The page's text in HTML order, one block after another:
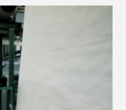
ーツやコートにも使用
さやなめらかさなど、
のみを選りすぐってい
・回数で機械まかせに
決めず、自らの手で確
すらに起毛とシャーリ
そう。